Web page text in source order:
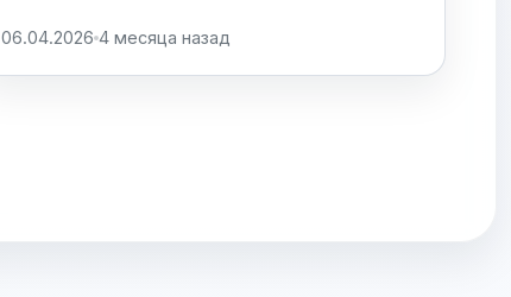
06.04.2026 4 месяца назад